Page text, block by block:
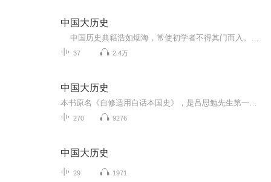
中国大历史
37 2.4万
中国大历史
270 9276
中国大历史
29 1971